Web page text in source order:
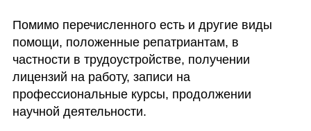
Помимо перечисленного есть и другие виды
помощи, положенные репатриантам, в
частности в трудоустройстве, получении
лицензий на работу, записи на
профессиональные курсы, продолжении
научной деятельности.